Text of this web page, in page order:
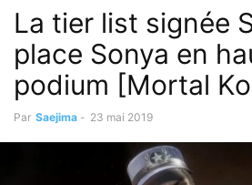
La tier list signée
place Sonya en
podium [Mortal
Par Saejima - 23 mai 2019